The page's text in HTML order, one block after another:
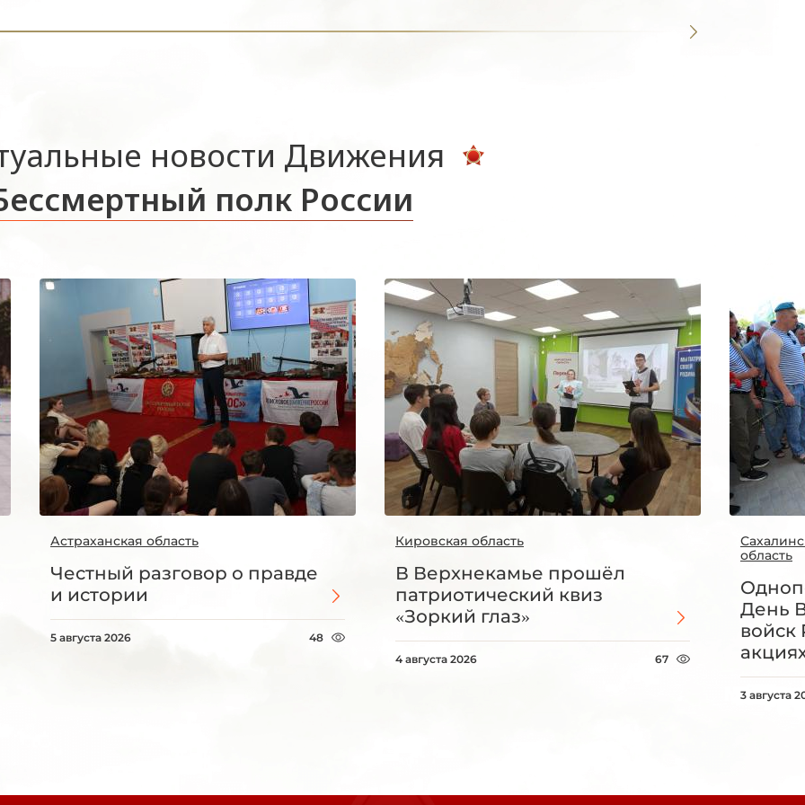
новости Движения
полк России
Астраханская область
Честный разговор о правде
и истории
5 августа 2026 48
Кировская область
В Верхнекамье прошёл
патриотический квиз
«Зоркий глаз»
4 августа 2026 67
область
День
войск
3 августа